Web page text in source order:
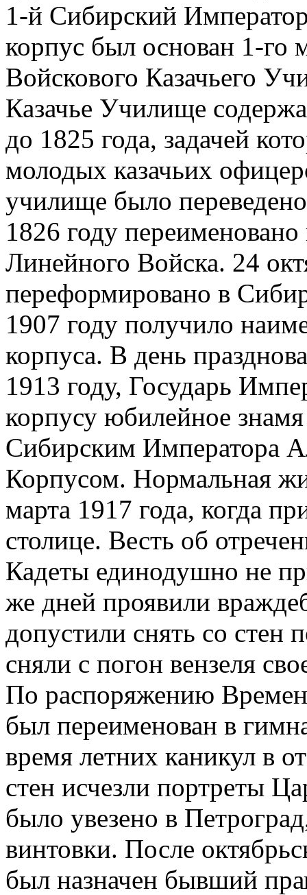
1-й Сибирский
корпус был основан 1-го
Войскового Казачьего
Казачье Училище
до 1825 года, задачей
молодых казачьих
училище было
1826 году
Линейного Войска. 24
переформировано в
1907 году получило
корпуса. В день
1913 году, Государь
корпусу юбилейное
Сибирским Императора
Корпусом. Нормальная
марта 1917 года, когда
столице. Весть об
Кадеты единодушно не
же дней проявили
допустили снять со стен
сняли с погон вензеля
По распоряжению
был переименован в
время летних каникул в
стен исчезли портреты
было увезено в
винтовки. После
был назначен бывший